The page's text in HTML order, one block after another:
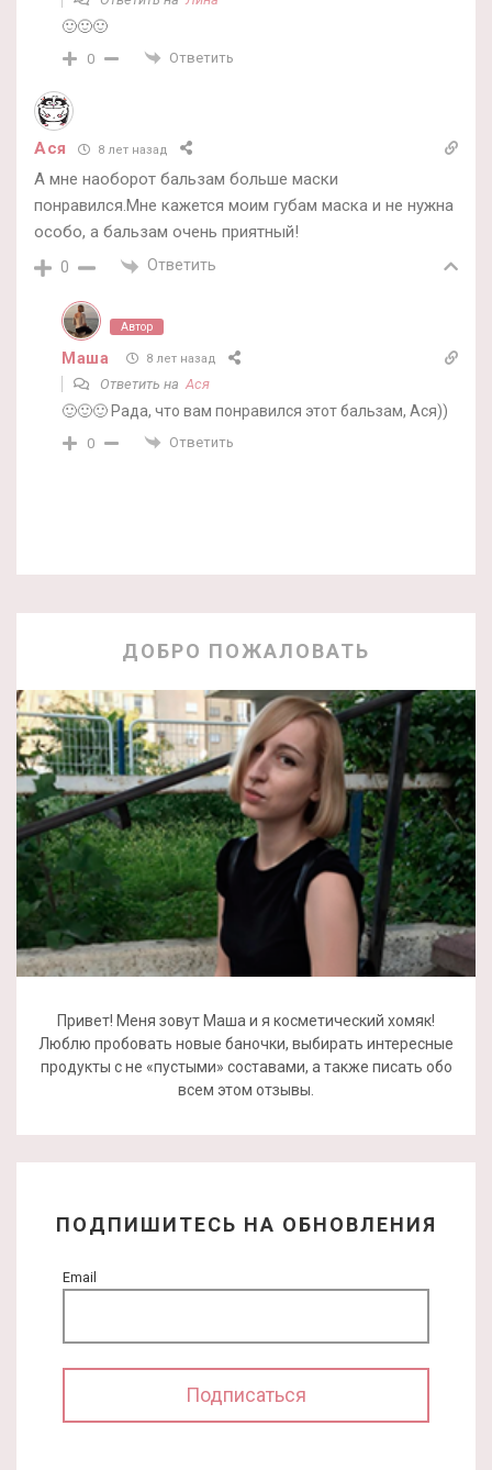
🙂🙂🙂
0 Ответить
Ася 8 лет назад
А мне наоборот бальзам больше маски
понравился.Мне кажется моим губам маска и не нужна
особо, а бальзам очень приятный!
0 Ответить
Автор
Маша 8 лет назад
Ответить на Ася
🙂🙂🙂 Рада, что вам понравился этот бальзам, Ася))
0 Ответить
ДОБРО ПОЖАЛОВАТЬ
Привет! Меня зовут Маша и я косметический хомяк!
Люблю пробовать новые баночки, выбирать интересные
продукты с не «пустыми» составами, а также писать обо
всем этом отзывы.
ПОДПИШИТЕСЬ НА ОБНОВЛЕНИЯ
Email